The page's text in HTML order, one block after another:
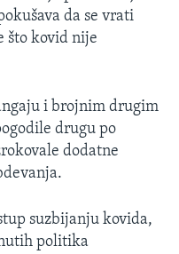
da se vrati
što kovid nije
i brojnim drugim
drugu po
dodatne
suzbijanju kovida,
politika